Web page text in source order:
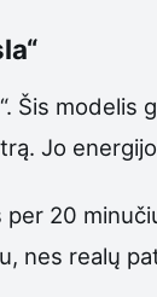
modelis
Jo
20
nes realų